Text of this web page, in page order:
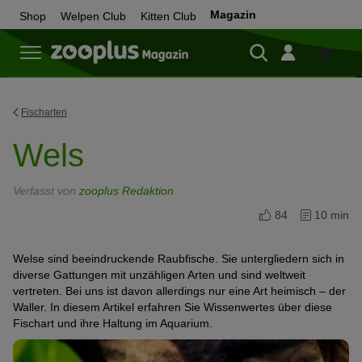
Shop Welpen Club Kitten Club Magazin
Zum
Fischarten
Wels
Verfasst von zooplus Redaktion
84
10 min
Welse sind beeindruckende Raubfische. Sie untergliedern sich in
diverse Gattungen mit unzähligen Arten und sind weltweit
vertreten. Bei uns ist davon allerdings nur eine Art heimisch – der
Waller. In diesem Artikel erfahren Sie Wissenwertes über diese
Fischart und ihre Haltung im Aquarium.